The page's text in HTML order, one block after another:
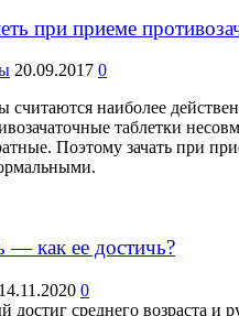
при приеме
20.09.2017 0
считаются наиболее
таблетки
Поэтому зачать при
— как ее достичь?
14.11.2020 0
среднего возраста и